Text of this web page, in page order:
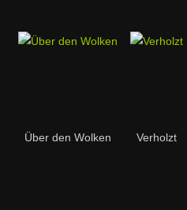
Über den Wolken Verholzt